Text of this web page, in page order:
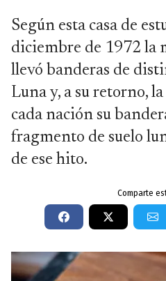
Según esta casa de
diciembre de 1972 la
llevó banderas de
Luna y, a su retorno,
cada nación su
fragmento de suelo
de ese hito.
Comparte